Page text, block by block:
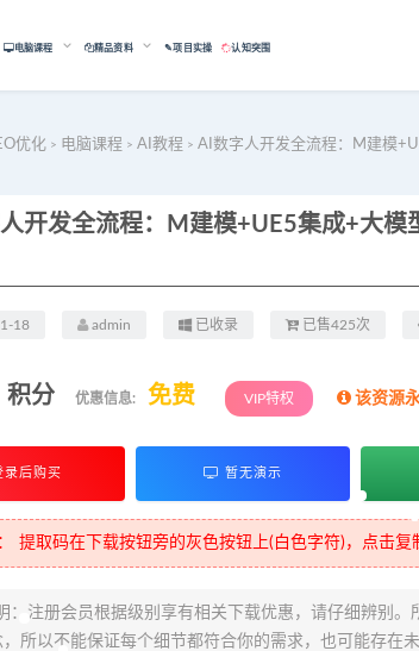
电脑课程 精品资料 ✎项目实操 认知突围
优化 > 电脑课程 > AI教程 > AI数字人开发全流程：M建模
18 admin 已收录 已售425次
积分 优惠信息: 免费 VIP特权 该资源
录后购买 暂无演示
提取码在下载按钮旁的灰色按钮上(白色字符)，点击复
：注册会员根据级别享有相关下载优惠，请仔细辨别
所以不能保证每个细节都符合你的需求，也可能存在